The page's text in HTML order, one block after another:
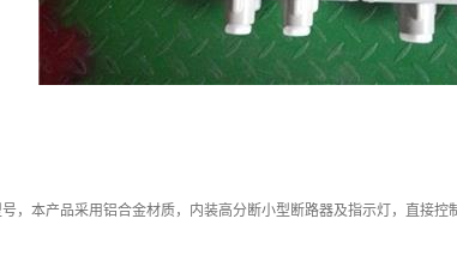
，本产品采用铝合金材质，内装高分断小型断路器及指示灯，直接控